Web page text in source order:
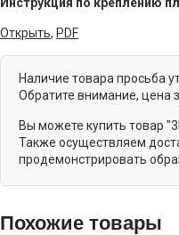
Открыть, PDF
Наличие товара просьба
Обратите внимание, цена
Вы можете купить товар
Также осуществляем
продемонстрировать
Похожие товары